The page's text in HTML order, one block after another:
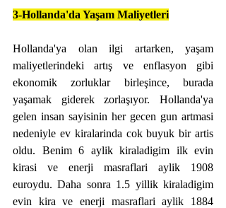
3-Hollanda'da Yaşam Maliyetleri
Hollanda'ya olan ilgi artarken, yaşam
maliyetlerindeki artış ve enflasyon gibi
ekonomik zorluklar birleşince, burada
yaşamak giderek zorlaşıyor. Hollanda'ya
gelen insan sayisinin her gecen gun artmasi
nedeniyle ev kiralarinda cok buyuk bir artis
oldu. Benim 6 aylik kiraladigim ilk evin
kirasi ve enerji masraflari aylik 1908
euroydu. Daha sonra 1.5 yillik kiraladigim
evin kira ve enerji masraflari aylik 1884